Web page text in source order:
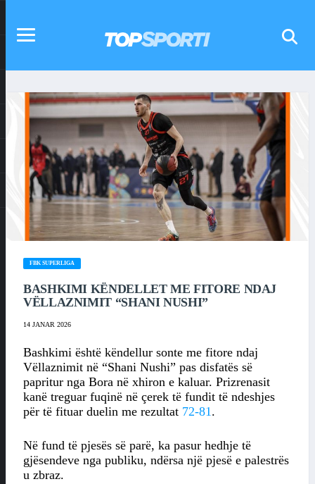
FBK SUPERLIGA
BASHKIMI KËNDELLET ME FITORE NDAJ
VËLLAZNIMIT “SHANI NUSHI”
14 JANAR 2026
Bashkimi është këndellur sonte me fitore ndaj
Vëllaznimit në “Shani Nushi” pas disfatës së
papritur nga Bora në xhiron e kaluar. Prizrenasit
kanë treguar fuqinë në çerek të fundit të ndeshjes
për të fituar duelin me rezultat 72-81.
Në fund të pjesës së parë, ka pasur hedhje të
gjësendeve nga publiku, ndërsa një pjesë e palestrës
u zbraz.